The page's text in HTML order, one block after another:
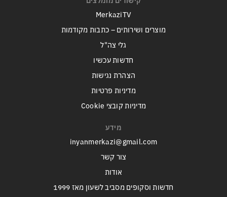
MerkaziTV
מוצרים ושירותים – כתבות מקודמות
גלי צה"ל
חדשות עכשיו
הצהרת נגישות
מדיניות פרטיות
מדיניות קובצי Cookie
מידע
inyanmerkazi@gmail.com
צור קשר
אודות
חדשות וסקופים מסביב לשעון מאז 1999